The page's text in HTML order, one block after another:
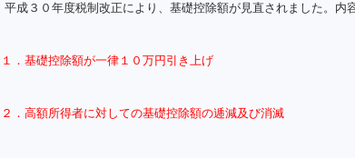
平成３０年度税制改正により、基礎控除額が見直されました。内
１．基礎控除額が一律１０万円引き上げ
２．高額所得者に対しての基礎控除額の逓減及び消滅